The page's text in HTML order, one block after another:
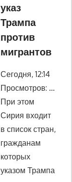
указ
Трампа
против
мигрантов
Сегодня, 12:14
Просмотров: …
При этом
Сирия входит
в список стран,
гражданам
которых
указом Трампа